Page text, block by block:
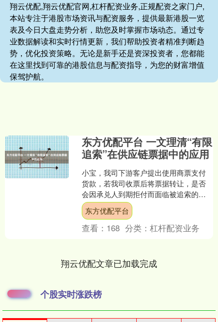
翔云优配,翔云优配官网,杠杆配资业务,正规配资之家门户,
本站专注于港股市场资讯与配资服务，提供最新港股一览
表及今日大盘走势分析，助您及时掌握市场动态。通过专
业数据解读和实时行情更新，我们帮助投资者精准判断趋
势，优化投资策略。无论是新手还是资深投资者，您都能
在这里找到可靠的港股信息与配资指导，为您的财富增值
保驾护航。
东方优配平台 一文理清“有限
追索”在供应链票据中的应用
小宝，我司下游客户提出使用商票支付
货款，若我司收票后将票据转让，是否
会因承兑人到期拒付而面临被追索的风
险？听说“有限追索”可以规避这一风险？
根据《票据法》，汇....
东方优配平台
查看： 168 分类：杠杆配资业务
翔云优配文章已加载完成
个股实时涨跌榜